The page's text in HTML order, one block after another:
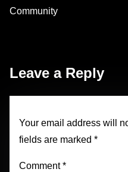
Community
Leave a Reply
Your email address will
fields are marked *
Comment*